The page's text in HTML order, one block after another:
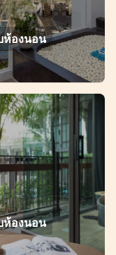
ห้องนอน
ไกล้หาดรา
ห้องนอน